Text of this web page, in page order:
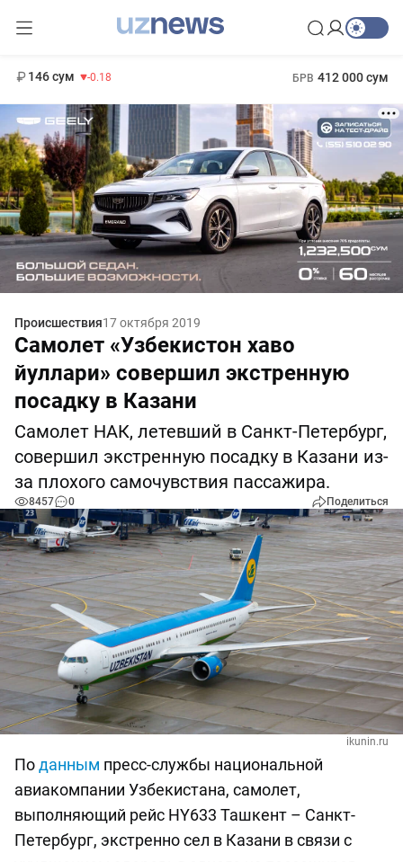
146 сум -0.18 БРВ 412 000 сум
Происшествия17 октября 2019
Самолет «Узбекистон хаво
йуллари» совершил экстренную
посадку в Казани
Самолет НАК, летевший в Санкт-Петербург,
совершил экстренную посадку в Казани из-
за плохого самочувствия пассажира.
8457 0 Поделиться
ikunin.ru
Поданным пресс-службы национальной
авиакомпании Узбекистана, самолет,
выполняющий рейс HY633 Ташкент – Санкт-
Петербург, экстренно сел в Казани в связи с